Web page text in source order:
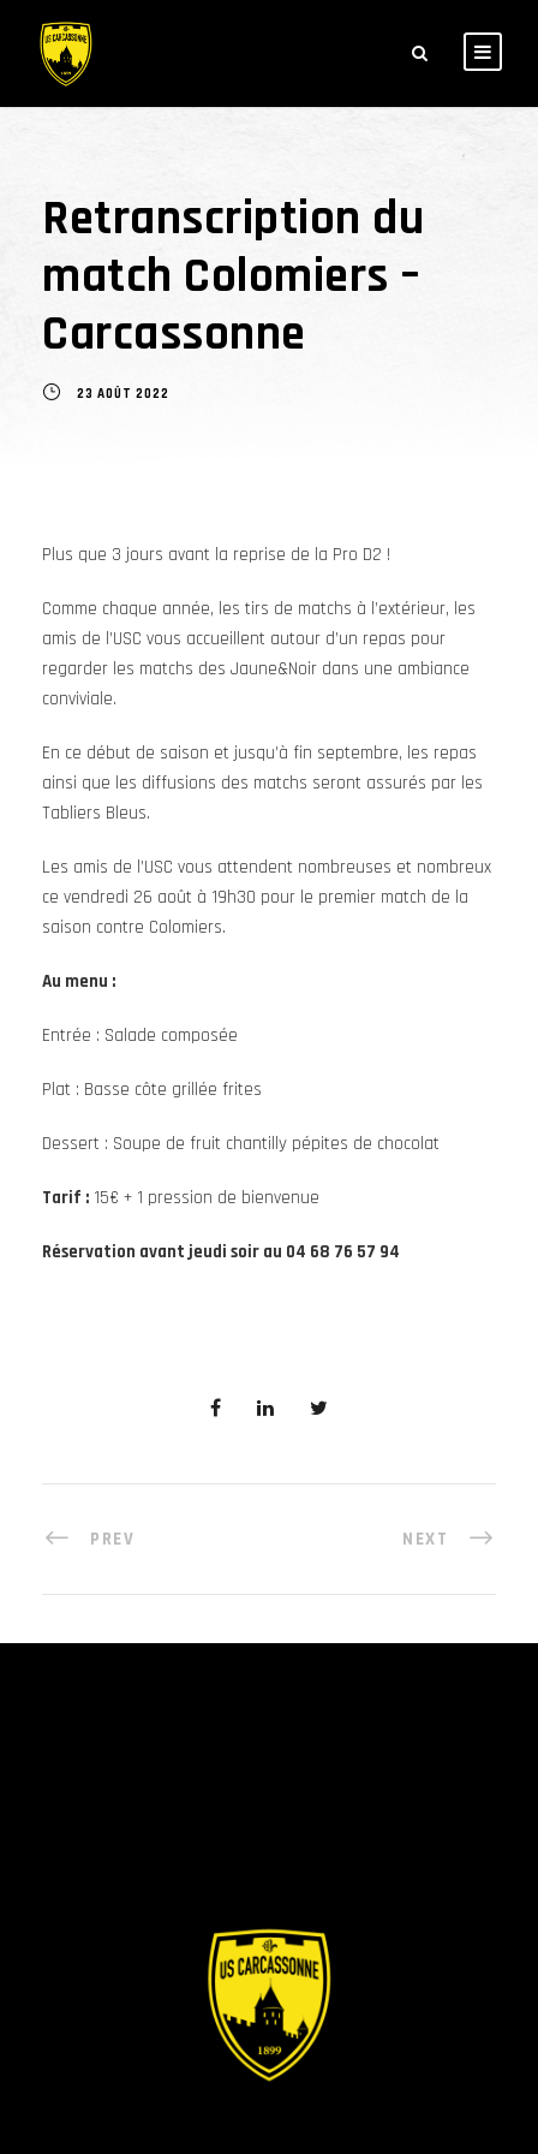
Retranscription du
match Colomiers –
Carcassonne
23 AOÛT 2022
Plus que 3 jours avant la reprise de la Pro D2 !
Comme chaque année, les tirs de matchs à l’extérieur, les
amis de l’USC vous accueillent autour d’un repas pour
regarder les matchs des Jaune&Noir dans une ambiance
conviviale.
En ce début de saison et jusqu’à fin septembre, les repas
ainsi que les diffusions des matchs seront assurés par les
Tabliers Bleus.
Les amis de l’USC vous attendent nombreuses et nombreux
ce vendredi 26 août à 19h30 pour le premier match de la
saison contre Colomiers.
Au menu :
Entrée : Salade composée
Plat : Basse côte grillée frites
Dessert : Soupe de fruit chantilly pépites de chocolat
Tarif : 15€ + 1 pression de bienvenue
Réservation avant jeudi soir au 04 68 76 57 94
PREV NEXT